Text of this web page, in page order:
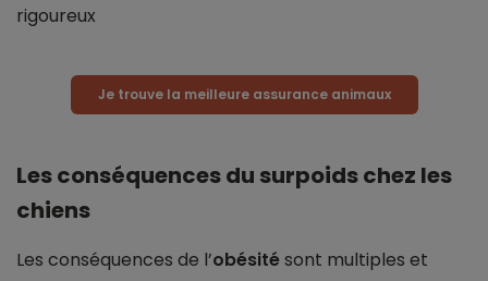
rigoureux
Je trouve la meilleure assurance animaux
Les conséquences du surpoids chez les
chiens
Les conséquences de l’obésitésont multiples et